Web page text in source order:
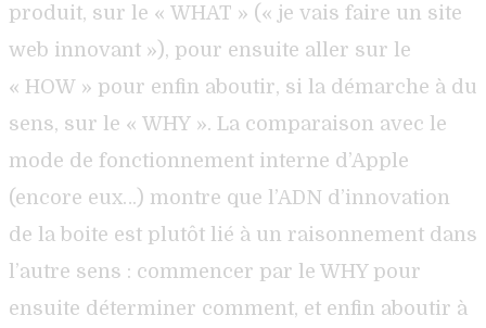
produit, sur le « WHAT » (« je vais faire un site
web innovant »), pour ensuite aller sur le
« HOW » pour enfin aboutir, si la démarche à du
sens, sur le « WHY ». La comparaison avec le
mode de fonctionnement interne d’Apple
(encore eux…) montre que l’ADN d’innovation
de la boite est plutôt lié à un raisonnement dans
l’autre sens : commencer par le WHY pour
ensuite déterminer comment, et enfin aboutir à